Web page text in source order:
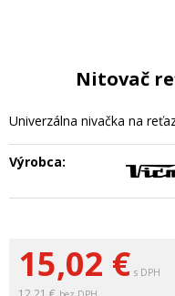
15,02 € s DPH
Nitovač
Univerzálna nivačka na
Výrobca: